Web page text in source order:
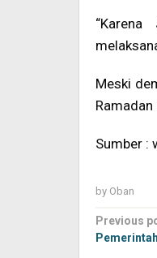
Meski
Sumber :
by Oban
Post
Previous